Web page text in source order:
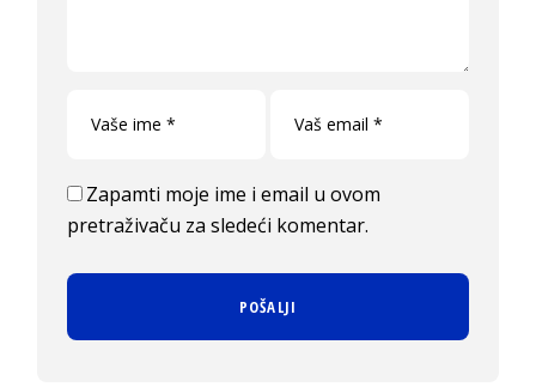
Zapamti moje ime i email u ovom
pretraživaču za sledeći komentar.